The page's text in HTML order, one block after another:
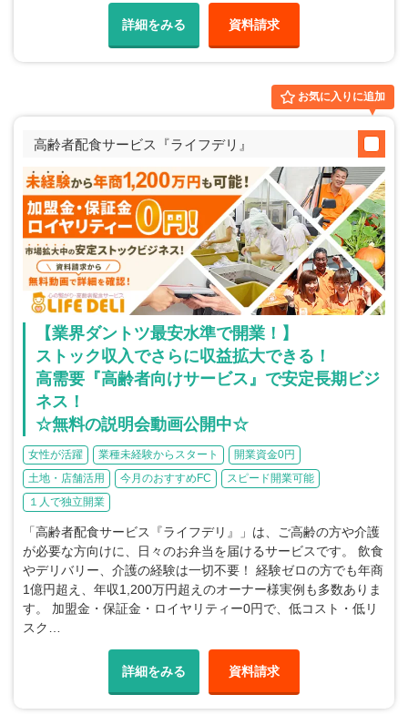
詳細をみる 資料請求
お気に入りに追加
高齢者配食サービス『ライフデリ』
【業界ダントツ最安水準で開業！】
ストック収入でさらに収益拡大できる！
高需要『高齢者向けサービス』で安定長期ビジ
ネス！
☆無料の説明会動画公開中☆
女性が活躍 業種未経験からスタート
開業資金0円
土地・店舗活用
今月のおすすめFC
スピード開業可能
１人で独立開業
「高齢者配食サービス『ライフデリ』」は、ご高齢の方や介護
が必要な方向けに、日々のお弁当を届けるサービスです。 飲食
やデリバリー、介護の経験は一切不要！ 経験ゼロの方でも年商
1億円超え、年収1,200万円超えのオーナー様実例も多数ありま
す。 加盟金・保証金・ロイヤリティー0円で、低コスト・低リ
スク…
詳細をみる 資料請求